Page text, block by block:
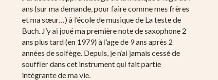
ans (sur ma demande, pour faire comme mes frères
et ma sœur…) à l’école de musique de La teste de
Buch. J’y ai joué ma première note de saxophone 2
ans plus tard (en 1979) à l’age de 9 ans après 2
années de solfège. Depuis, je n’ai jamais cessé de
souffler dans cet instrument qui fait partie
intégrante de ma vie.